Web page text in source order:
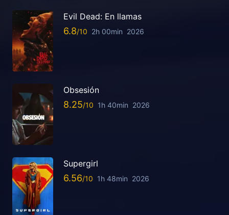
Evil Dead: En llamas
6.8 2h 00min 2026
Obsesión
8.25 1h 40min 2026
Supergirl
6.56 1h 48min 2026